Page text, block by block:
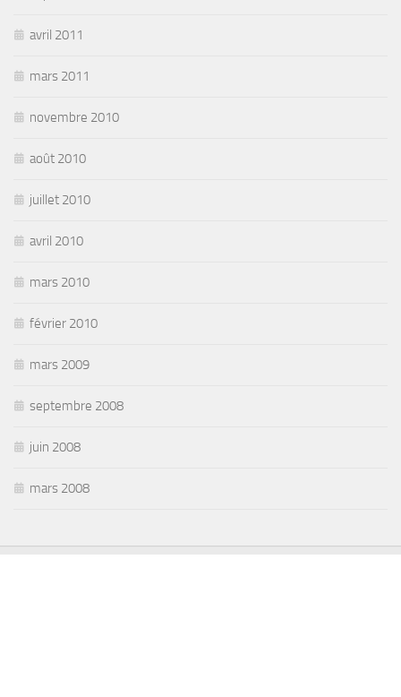
avril 2011
mars 2011
novembre 2010
août 2010
juillet 2010
avril 2010
mars 2010
février 2010
mars 2009
septembre 2008
juin 2008
mars 2008